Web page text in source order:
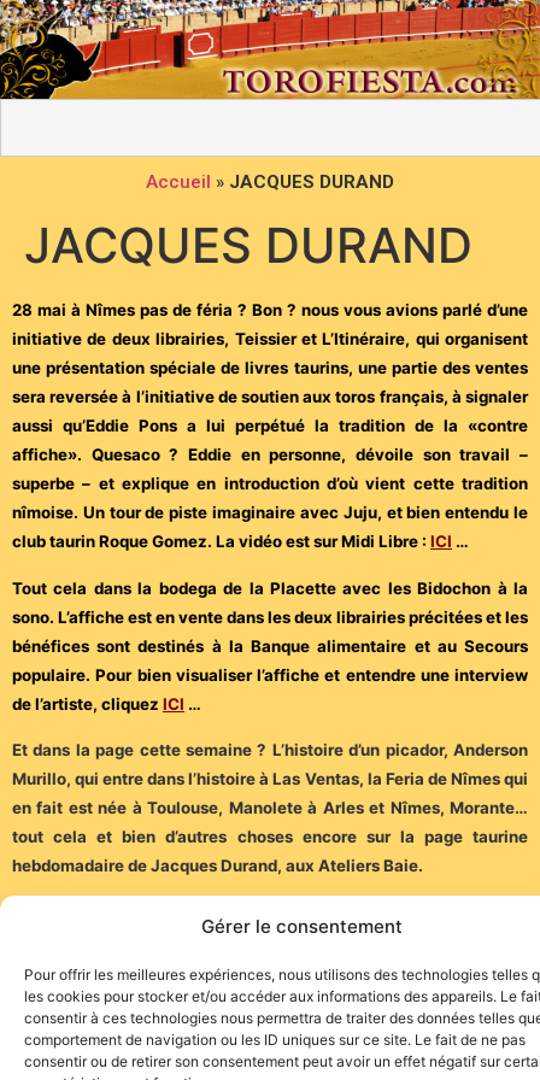
Gérer le consentement
Pour offrir les meilleures expériences, nous utilisons des technologies telles
les cookies pour stocker et/ou accéder aux informations des appareils. Le
consentir à ces technologies nous permettra de traiter des données telles
comportement de navigation ou les ID uniques sur ce site. Le fait de ne pas
consentir ou de retirer son consentement peut avoir un effet négatif sur
Accueil » JACQUES DURAND
JACQUES DURAND
28 mai à Nîmes pas de féria ? Bon ? nous vous avions parlé d’une
initiative de deux librairies, Teissier et L’Itinéraire, qui organisent
une présentation spéciale de livres taurins, une partie des ventes
sera reversée à l’initiative de soutien aux toros français, à signaler
aussi qu’Eddie Pons a lui perpétué la tradition de la «contre
affiche». Quesaco ? Eddie en personne, dévoile son travail –
superbe – et explique en introduction d’où vient cette tradition
nîmoise. Un tour de piste imaginaire avec Juju, et bien entendu le
club taurin Roque Gomez. La vidéo est sur Midi Libre : ICI …
Tout cela dans la bodega de la Placette avec les Bidochon à la
sono. L’affiche est en vente dans les deux librairies précitées et les
bénéfices sont destinés à la Banque alimentaire et au Secours
populaire. Pour bien visualiser l’affiche et entendre une interview
de l’artiste, cliquez ICI …
Et dans la page cette semaine ? L’histoire d’un picador, Anderson
Murillo, qui entre dans l’histoire à Las Ventas, la Feria de Nîmes qui
en fait est née à Toulouse, Manolete à Arles et Nîmes, Morante…
tout cela et bien d’autres choses encore sur la page taurine
hebdomadaire de Jacques Durand, aux Ateliers Baie.
Renseignements et abonnements